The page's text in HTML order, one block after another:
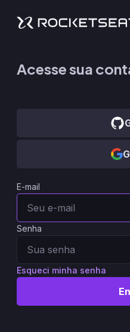
Acesse sua
E-mail
Senha
Esqueci minha senha